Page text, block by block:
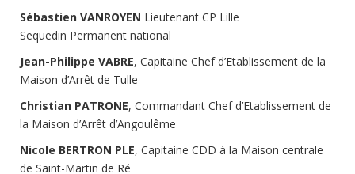
Sébastien VANROYEN Lieutenant CP Lille
Sequedin Permanent national
Jean-Philippe VABRE, Capitaine Chef d’Etablissement de la
Maison d’Arrêt de Tulle
Christian PATRONE, Commandant Chef d’Etablissement de
la Maison d’Arrêt d’Angoulême
Nicole BERTRON PLE, Capitaine CDD à la Maison centrale
de Saint-Martin de Ré